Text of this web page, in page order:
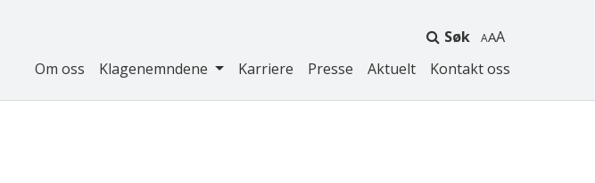
Søk A
Om oss Klagenemndene Karriere Presse Aktuelt Kontakt oss